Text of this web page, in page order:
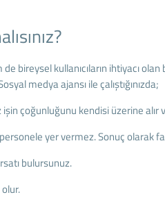
bireysel kullanıcıların ihtiyacı
medya ajansı ile çalıştığınızda;
çoğunluğunu kendisi üzerine
yer vermez. Sonuç olarak
bulursunuz.